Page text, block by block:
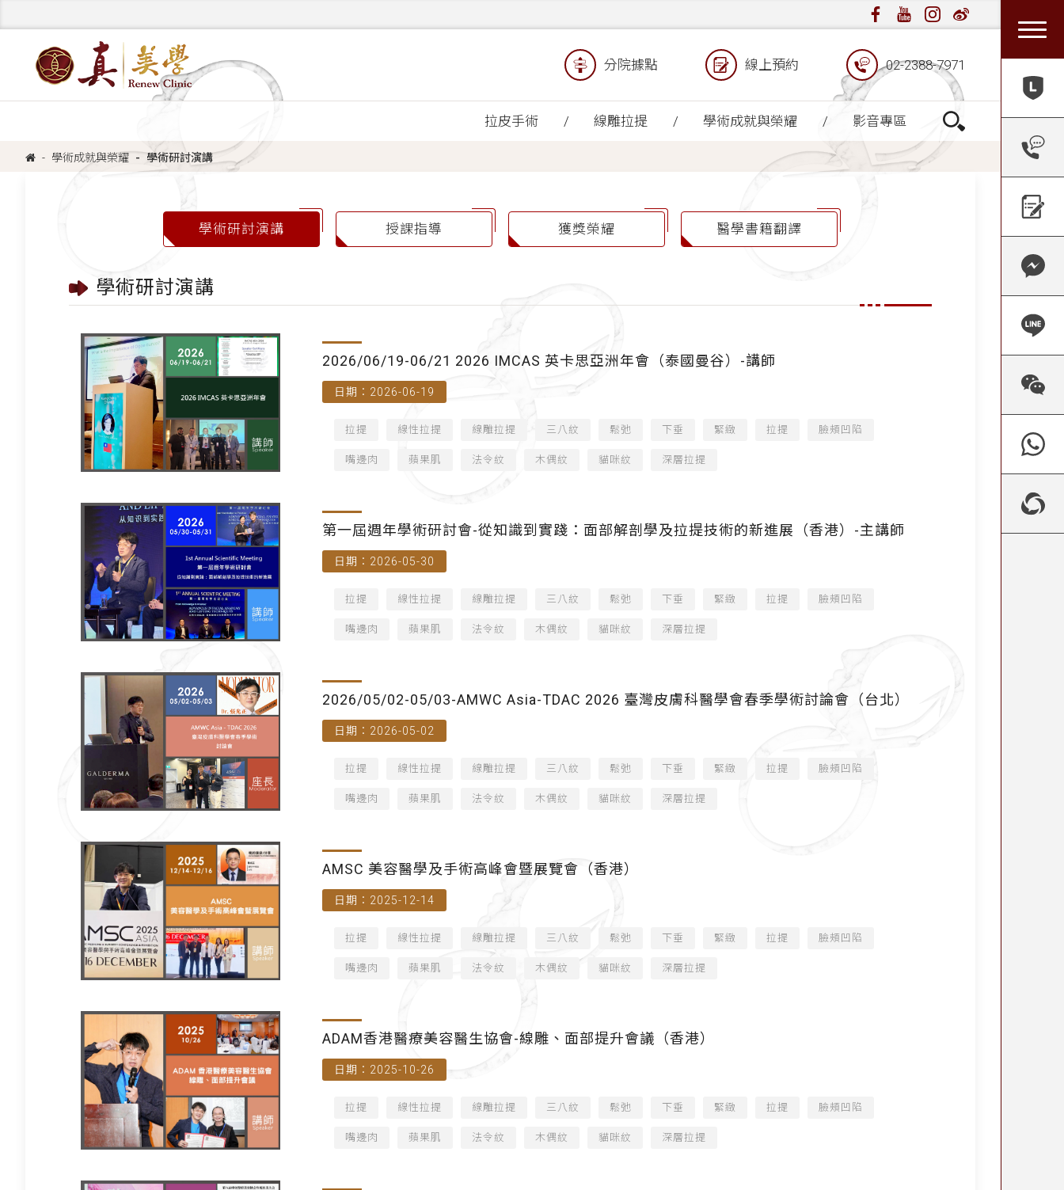
分院據點 線上預約 02-2388-7971
拉皮手術 線雕拉提 學術成就與榮耀 影音專區
學術成就與榮耀 學術研討演講
學術研討演講 授課指導 獲獎榮耀 醫學書籍翻譯
學術研討演講
2026/06/19-06/21 2026 IMCAS 英卡思亞洲年會（泰國曼谷）-講師
日期：2026-06-19
拉提 線性拉提 線雕拉提 三八紋 鬆弛 下垂 緊緻 拉提 臉頰凹陷
嘴邊肉 蘋果肌 法令紋 木偶紋 貓咪紋 深層拉提
第一屆週年學術研討會-從知識到實踐：面部解剖學及拉提技術的新進展（香港）-主講師
日期：2026-05-30
拉提 線性拉提 線雕拉提 三八紋 鬆弛 下垂 緊緻 拉提 臉頰凹陷
嘴邊肉 蘋果肌 法令紋 木偶紋 貓咪紋 深層拉提
2026/05/02-05/03-AMWC Asia-TDAC 2026 臺灣皮膚科醫學會春季學術討論會（台北）
日期：2026-05-02
拉提 線性拉提 線雕拉提 三八紋 鬆弛 下垂 緊緻 拉提 臉頰凹陷
嘴邊肉 蘋果肌 法令紋 木偶紋 貓咪紋 深層拉提
AMSC 美容醫學及手術高峰會暨展覽會（香港）
日期：2025-12-14
拉提 線性拉提 線雕拉提 三八紋 鬆弛 下垂 緊緻 拉提 臉頰凹陷
嘴邊肉 蘋果肌 法令紋 木偶紋 貓咪紋 深層拉提
ADAM香港醫療美容醫生協會-線雕、面部提升會議（香港）
日期：2025-10-26
拉提 線性拉提 線雕拉提 三八紋 鬆弛 下垂 緊緻 拉提 臉頰凹陷
嘴邊肉 蘋果肌 法令紋 木偶紋 貓咪紋 深層拉提